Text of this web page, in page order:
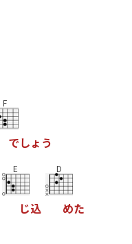
F
でしょ う
E
じ込
D
めた